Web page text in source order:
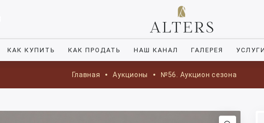
КАК КУПИТЬ КАК ПРОДАТЬ НАШ КАНАЛ ГАЛЕРЕЯ
Главная Аукционы №56. Аукцион сезона